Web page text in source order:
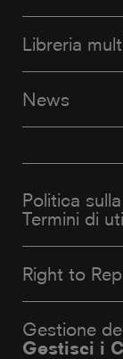
Libreria
News
Politica
Termini di
Right to
Gestione
Gestisci i